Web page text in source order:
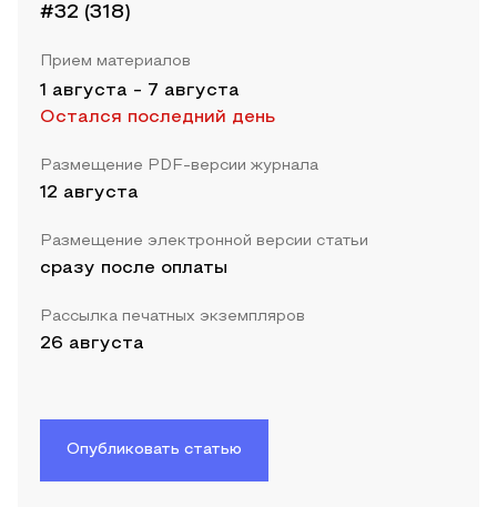
#32 (318)
Прием материалов
1 августа - 7 августа
Остался последний день
Размещение PDF-версии журнала
12 августа
Размещение электронной версии статьи
сразу после оплаты
Рассылка печатных экземпляров
26 августа
Опубликовать статью